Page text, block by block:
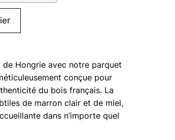
de Hongrie avec notre parquet
conçue pour
du bois français. La
de marron clair et de miel,
dans n’importe quel